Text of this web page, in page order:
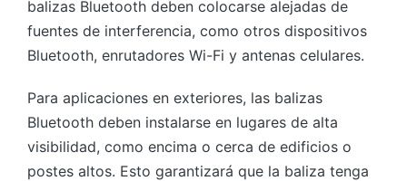
balizas Bluetooth deben colocarse alejadas de
fuentes de interferencia, como otros dispositivos
Bluetooth, enrutadores Wi-Fi y antenas celulares.
Para aplicaciones en exteriores, las balizas
Bluetooth deben instalarse en lugares de alta
visibilidad, como encima o cerca de edificios o
postes altos. Esto garantizará que la baliza tenga